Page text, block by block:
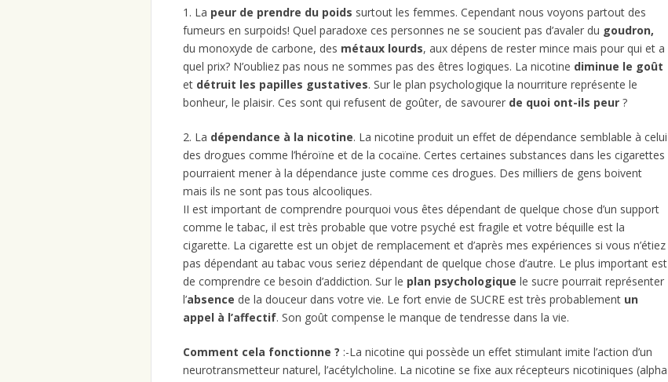
1. La peur de prendre du poids surtout les femmes. Cependant nous voyons partout des
fumeurs en surpoids! Quel paradoxe ces personnes ne se soucient pas d’avaler du goudron,
du monoxyde de carbone, des métaux lourds, aux dépens de rester mince mais pour qui et a
quel prix? N’oubliez pas nous ne sommes pas des êtres logiques. La nicotine diminue le goût
et détruit les papilles gustatives. Sur le plan psychologique la nourriture représente le
bonheur, le plaisir. Ces sont qui refusent de goûter, de savourer de quoi ont-ils peur ?
2. La dépendance à la nicotine. La nicotine produit un effet de dépendance semblable à celui
des drogues comme l’héroïne et de la cocaïne. Certes certaines substances dans les cigarettes
pourraient mener à la dépendance juste comme ces drogues. Des milliers de gens boivent
mais ils ne sont pas tous alcooliques.
II est important de comprendre pourquoi vous êtes dépendant de quelque chose d’un support
comme le tabac, il est très probable que votre psyché est fragile et votre béquille est la
cigarette. La cigarette est un objet de remplacement et d’après mes expériences si vous n’étiez
pas dépendant au tabac vous seriez dépendant de quelque chose d’autre. Le plus important est
de comprendre ce besoin d’addiction. Sur le plan psychologique le sucre pourrait représenter
l’absence de la douceur dans votre vie. Le fort envie de SUCRE est très probablement un
appel à l’affectif. Son goût compense le manque de tendresse dans la vie.
Comment cela fonctionne ? :-La nicotine qui possède un effet stimulant imite l’action d’un
neurotransmetteur naturel, l’acétylcholine. La nicotine se fixe aux récepteurs nicotiniques (alpha